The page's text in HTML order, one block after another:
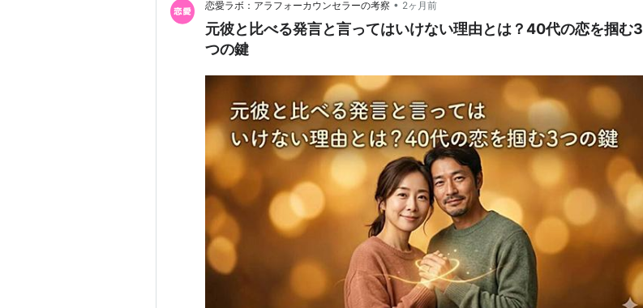
恋愛ラボ：アラフォーカウンセラーの考察 • 2ヶ月前
元彼と比べる発言と言ってはいけない理由とは？40代の恋を掴む3
つの鍵